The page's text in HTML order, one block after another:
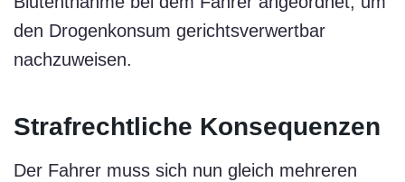
den Drogenkonsum gerichtsverwertbar
nachzuweisen.
Strafrechtliche Konsequenzen
Der Fahrer muss sich nun gleich mehreren